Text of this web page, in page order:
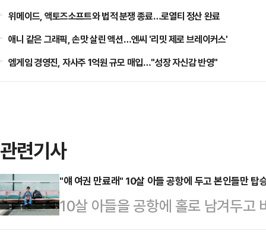
위메이드, 액토즈소프트와 법적 분쟁 종료…로열티 정산 완료
애니 같은 그래픽, 손맛 살린 액션…엔씨 '리밋 제로 브레이커스'
엠게임 경영진, 자사주 1억원 규모 매입…"성장 자신감 반영"
관련기사
"얘 여권 만료래" 10살 아들 공항에 두고 본인들만 탑
10살 아들을 공항에 홀로 남겨두고
을 일으키고 있다.9일(현지시간)